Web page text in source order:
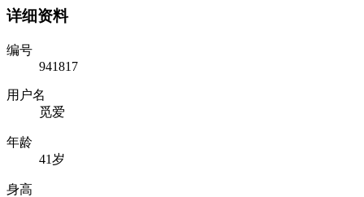
详细资料
编号
941817
用户名
觅爱
年龄
41岁
身高